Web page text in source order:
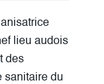
lieu audois
des
sanitaire du